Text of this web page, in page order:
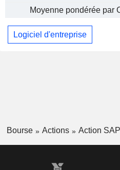
Moyenne pondérée par
Logiciel d'entreprise
Bourse Actions Action SAP